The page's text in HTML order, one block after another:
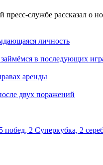
службе рассказал
личность
в последующих
аренды
двух поражений
2 Суперкубка, 2